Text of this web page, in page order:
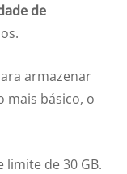
de
armazenar
mais básico, o
limite de 30 GB.